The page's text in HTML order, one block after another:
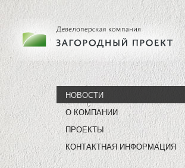
НОВОСТИ
О КОМПАНИИ
ПРОЕКТЫ
КОНТАКТНАЯ ИНФОРМАЦИЯ